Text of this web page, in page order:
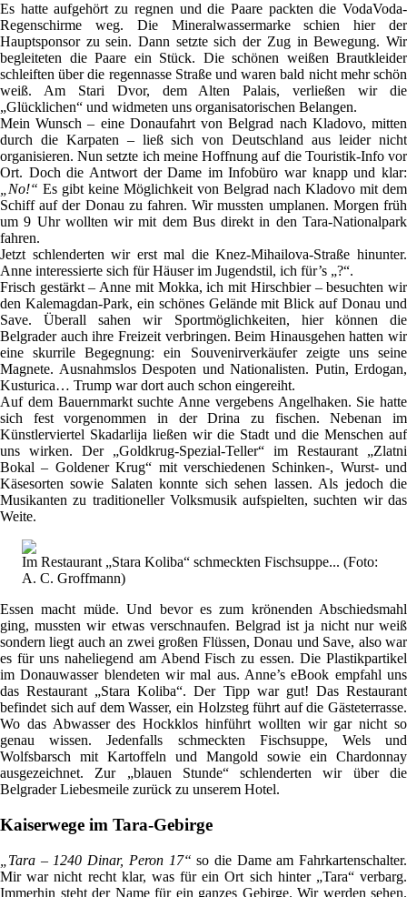
Es hatte aufgehört zu regnen und die Paare packten die VodaVoda-
Regenschirme weg. Die Mineralwassermarke schien hier der
Hauptsponsor zu sein. Dann setzte sich der Zug in Bewegung. Wir
begleiteten die Paare ein Stück. Die schönen weißen Brautkleider
schleiften über die regennasse Straße und waren bald nicht mehr schön
weiß. Am Stari Dvor, dem Alten Palais, verließen wir die
„Glücklichen“ und widmeten uns organisatorischen Belangen.
Mein Wunsch – eine Donaufahrt von Belgrad nach Kladovo, mitten
durch die Karpaten – ließ sich von Deutschland aus leider nicht
organisieren. Nun setzte ich meine Hoffnung auf die Touristik-Info vor
Ort. Doch die Antwort der Dame im Infobüro war knapp und klar:
„No!“ Es gibt keine Möglichkeit von Belgrad nach Kladovo mit dem
Schiff auf der Donau zu fahren. Wir mussten umplanen. Morgen früh
um 9 Uhr wollten wir mit dem Bus direkt in den Tara-Nationalpark
fahren.
Jetzt schlenderten wir erst mal die Knez-Mihailova-Straße hinunter.
Anne interessierte sich für Häuser im Jugendstil, ich für’s „?“.
Frisch gestärkt – Anne mit Mokka, ich mit Hirschbier – besuchten wir
den Kalemagdan-Park, ein schönes Gelände mit Blick auf Donau und
Save. Überall sahen wir Sportmöglichkeiten, hier können die
Belgrader auch ihre Freizeit verbringen. Beim Hinausgehen hatten wir
eine skurrile Begegnung: ein Souvenirverkäufer zeigte uns seine
Magnete. Ausnahmslos Despoten und Nationalisten. Putin, Erdogan,
Kusturica… Trump war dort auch schon eingereiht.
Auf dem Bauernmarkt suchte Anne vergebens Angelhaken. Sie hatte
sich fest vorgenommen in der Drina zu fischen. Nebenan im
Künstlerviertel Skadarlija ließen wir die Stadt und die Menschen auf
uns wirken. Der „Goldkrug-Spezial-Teller“ im Restaurant „Zlatni
Bokal – Goldener Krug“ mit verschiedenen Schinken-, Wurst- und
Käsesorten sowie Salaten konnte sich sehen lassen. Als jedoch die
Musikanten zu traditioneller Volksmusik aufspielten, suchten wir das
Weite.
Im Restaurant „Stara Koliba“ schmeckten Fischsuppe... (Foto:
A. C. Groffmann)
Essen macht müde. Und bevor es zum krönenden Abschiedsmahl
ging, mussten wir etwas verschnaufen. Belgrad ist ja nicht nur weiß
sondern liegt auch an zwei großen Flüssen, Donau und Save, also war
es für uns naheliegend am Abend Fisch zu essen. Die Plastikpartikel
im Donauwasser blendeten wir mal aus. Anne’s eBook empfahl uns
das Restaurant „Stara Koliba“. Der Tipp war gut! Das Restaurant
befindet sich auf dem Wasser, ein Holzsteg führt auf die Gästeterrasse.
Wo das Abwasser des Hockklos hinführt wollten wir gar nicht so
genau wissen. Jedenfalls schmeckten Fischsuppe, Wels und
Wolfsbarsch mit Kartoffeln und Mangold sowie ein Chardonnay
ausgezeichnet. Zur „blauen Stunde“ schlenderten wir über die
Belgrader Liebesmeile zurück zu unserem Hotel.
Kaiserwege im Tara-Gebirge
„Tara – 1240 Dinar, Peron 17“ so die Dame am Fahrkartenschalter.
Mir war nicht recht klar, was für ein Ort sich hinter „Tara“ verbarg.
Immerhin steht der Name für ein ganzes Gebirge. Wir werden sehen.